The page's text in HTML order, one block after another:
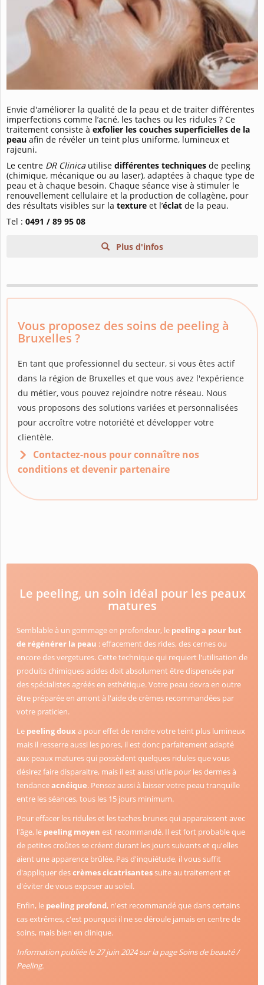
Envie d'améliorer la qualité de la peau et de traiter différentes
imperfections comme l’acné, les taches ou les ridules ? Ce
traitement consiste à exfolier les couches superficielles de la
peau afin de révéler un teint plus uniforme, lumineux et
rajeuni.
Le centre DR Clinicautilise différentes techniques de peeling
(chimique, mécanique ou au laser), adaptées à chaque type de
peau et à chaque besoin. Chaque séance vise à stimuler le
renouvellement cellulaire et la production de collagène, pour
des résultats visibles sur la texture et l’éclat de la peau.
Tel : 0491 / 89 95 08
Plus d'infos
Vous proposez des soins de peeling à
Bruxelles ?
En tant que professionnel du secteur, si vous êtes actif
dans la région de Bruxelles et que vous avez l'expérience
du métier, vous pouvez rejoindre notre réseau. Nous
vous proposons des solutions variées et personnalisées
pour accroître votre notoriété et développer votre
clientèle.
Contactez-nous pour connaître nos
conditions et devenir partenaire
Le peeling, un soin idéal pour les peaux
matures
Semblable à un gommage en profondeur, le peeling a pour but
de régénérer la peau : effacement des rides, des cernes ou
encore des vergetures. Cette technique qui requiert l'utilisation de
produits chimiques acides doit absolument être dispensée par
des spécialistes agréés en esthétique. Votre peau devra en outre
être préparée en amont à l'aide de crèmes recommandées par
votre praticien.
Le peeling doux a pour effet de rendre votre teint plus lumineux
mais il resserre aussi les pores, il est donc parfaitement adapté
aux peaux matures qui possèdent quelques ridules que vous
désirez faire disparaitre, mais il est aussi utile pour les dermes à
tendanceacnéique. Pensez aussi à laisser votre peau tranquille
entre les séances, tous les 15 jours minimum.
Pour effacer les ridules et les taches brunes qui apparaissent avec
l'âge, le peeling moyen est recommandé. Il est fort probable que
de petites croûtes se créent durant les jours suivants et qu'elles
aient une apparence brûlée. Pas d'inquiétude, il vous suffit
d'appliquer descrèmes cicatrisantessuite au traitement et
d'éviter de vous exposer au soleil.
Enfin, le peeling profond, n'est recommandé que dans certains
cas extrêmes, c'est pourquoi il ne se déroule jamais en centre de
soins, mais bien en clinique.
Information publiée le 27 juin 2024 sur la page Soins de beauté /
Peeling.